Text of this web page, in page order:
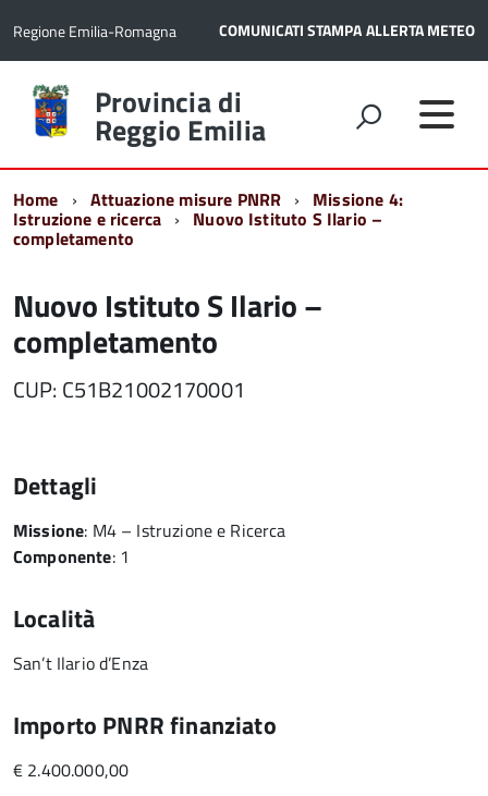
Regione Emilia-Romagna COMUNICATI STAMPAALLERTA METEO
Torna
alla
home
Provincia di
Reggio Emilia
Home Attuazione misure PNRR Missione 4:
Istruzione e ricerca Nuovo Istituto S Ilario –
completamento
Nuovo Istituto S Ilario –
completamento
CUP: C51B21002170001
Dettagli
Missione: M4 – Istruzione e Ricerca
Componente: 1
Località
San’t Ilario d’Enza
Importo PNRR finanziato
€ 2.400.000,00